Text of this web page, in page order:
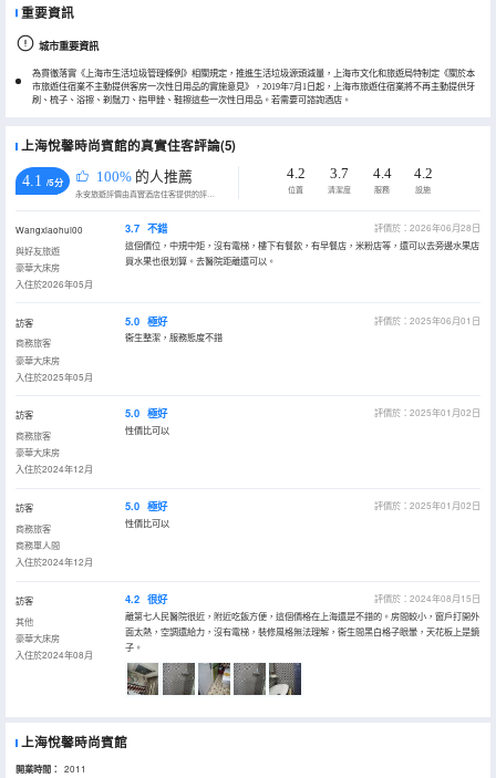
重要資訊
城市重要資訊
為貫徹落實《上海市生活垃圾管理條例》相關規定，推進生活垃圾源頭減量，上海市文化和旅遊局特制定《關於本
市旅遊住宿業不主動提供客房一次性日用品的實施意見》，2019年7月1日起，上海市旅遊住宿業將不再主動提供牙
刷、梳子、浴擦、剃鬚刀、指甲銼、鞋擦這些一次性日用品。若需要可諮詢酒店。
上海悅馨時尚賓館的真實住客評論(5)
4.1 /5分 100% 的人推薦
永安旅遊評價由真實酒店住客提供的評價。
4.2
位置
3.7
清潔度
4.4
服務
4.2
設施
Wangxiaohui00
與好友旅遊
豪華大床房
入住於2026年05月
3.7 不錯
評價於：2026年06月28日
這個價位，中規中矩，沒有電梯，樓下有餐飲，有早餐店，米粉店等，還可以去旁邊水果店
買水果也很划算。去醫院距離還可以。
訪客
商務旅客
豪華大床房
入住於2025年05月
5.0 極好
評價於：2025年06月01日
衞生整潔，服務態度不錯
訪客
商務旅客
豪華大床房
入住於2024年12月
5.0 極好
評價於：2025年01月02日
性價比可以
訪客
商務旅客
商務單人間
入住於2024年12月
5.0 極好
評價於：2025年01月02日
性價比可以
訪客
其他
豪華大床房
入住於2024年08月
4.2 很好
評價於：2024年08月15日
離第七人民醫院很近，附近吃飯方便，這個價格在上海還是不錯的。房間較小，窗戶打開外
面太熱，空調還給力，沒有電梯，裝修風格無法理解，衞生間黑白格子眼暈，天花板上是鏡
子。
上海悅馨時尚賓館
開業時間： 2011